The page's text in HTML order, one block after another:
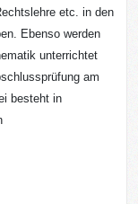
etc. in den
Ebenso werden
unterrichtet
am
besteht in